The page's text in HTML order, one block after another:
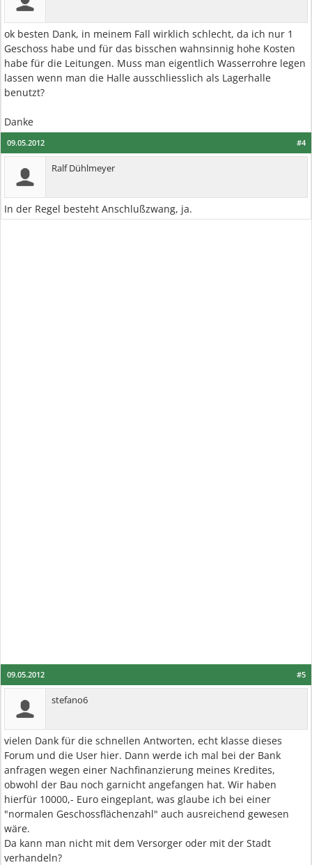
ok besten Dank, in meinem Fall wirklich schlecht, da ich nur 1
Geschoss habe und für das bisschen wahnsinnig hohe Kosten
habe für die Leitungen. Muss man eigentlich Wasserrohre legen
lassen wenn man die Halle ausschliesslich als Lagerhalle
benutzt?
Danke
#4
09.05.2012
Ralf Dühlmeyer
In der Regel besteht Anschlußzwang, ja.
#5
09.05.2012
stefano6
vielen Dank für die schnellen Antworten, echt klasse dieses
Forum und die User hier. Dann werde ich mal bei der Bank
anfragen wegen einer Nachfinanzierung meines Kredites,
obwohl der Bau noch garnicht angefangen hat. Wir haben
hierfür 10000,- Euro eingeplant, was glaube ich bei einer
"normalen Geschossflächenzahl" auch ausreichend gewesen
wäre.
Da kann man nicht mit dem Versorger oder mit der Stadt
verhandeln?